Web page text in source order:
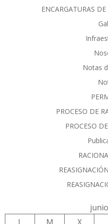
ENCARGATURAS
Notas
PROCESO DE
PROCESO